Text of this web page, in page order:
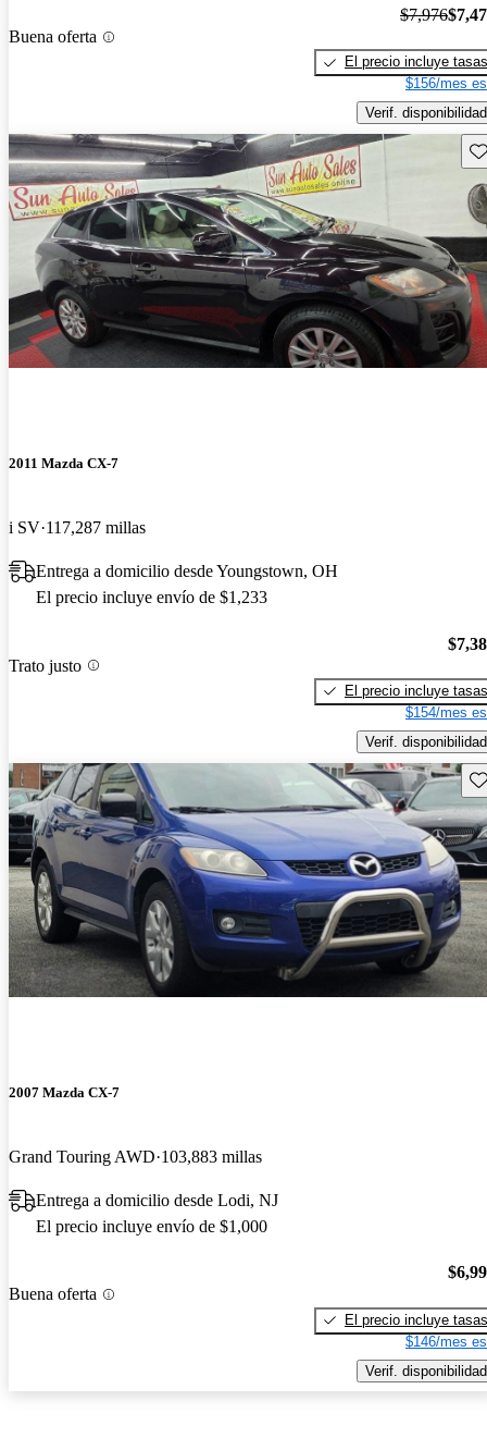
Buena oferta
$7,976
El precio incluye tasas
$156/mes
Verif. disponibilidad
2011 Mazda CX-7
i SV 117,287 millas
Entrega a domicilio desde Youngstown, OH
El precio incluye envío de $1,233
Trato justo
El precio incluye tasas
$154/mes
Verif. disponibilidad
2007 Mazda CX-7
Grand Touring AWD 103,883 millas
Entrega a domicilio desde Lodi, NJ
El precio incluye envío de $1,000
Buena oferta
El precio incluye tasas
$146/mes
Verif. disponibilidad